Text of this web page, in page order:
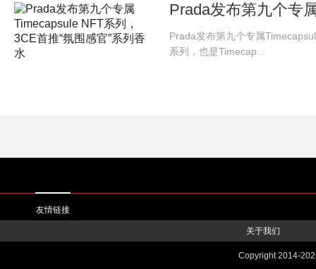
Prada发布第九个专
Prada发布第九个专属
系列，也是Timecap...
友情链接
关于我们
Copyright 2014-